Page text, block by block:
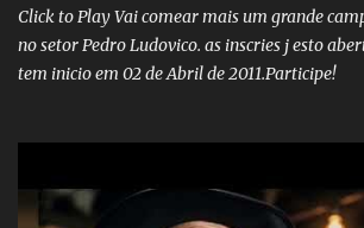
O Negacionismo Climático da Extrema Direita
de fake news não é uma surpresa, pois faz
Click to Play Vai comear mais um grande
no setor Pedro Ludovico. as inscries j esto
tem inicio em 02 de Abril de 2011.Participe!